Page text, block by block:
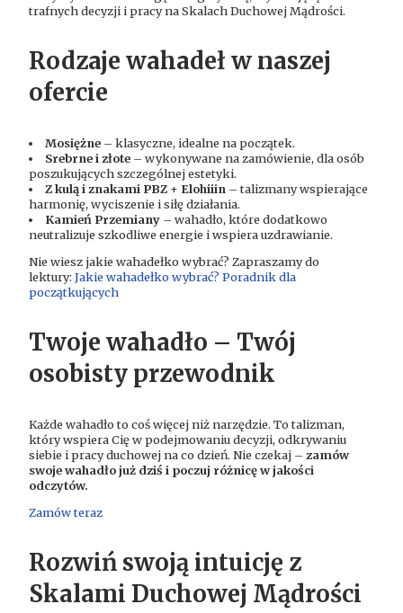
trafnych decyzji i pracy na Skalach Duchowej Mądrości.
Rodzaje wahadeł w naszej
ofercie
Mosiężne– klasyczne, idealne na początek.
Srebrne i złote– wykonywane na zamówienie, dla osób
poszukujących szczególnej estetyki.
Z kulą i znakami PBZ + Elohiiin– talizmany wspierające
harmonię, wyciszenie i siłę działania.
Kamień Przemiany– wahadło, które dodatkowo
neutralizuje szkodliwe energie i wspiera uzdrawianie.
Nie wiesz jakie wahadełko wybrać? Zapraszamy do
lektury: Jakie wahadełko wybrać? Poradnik dla
początkujących
Twoje wahadło – Twój
osobisty przewodnik
Każde wahadło to coś więcej niż narzędzie. To talizman,
który wspiera Cię w podejmowaniu decyzji, odkrywaniu
siebie i pracy duchowej na co dzień. Nie czekaj – zamów
swoje wahadło już dziś i poczuj różnicę w jakości
odczytów.
Zamów teraz
Rozwiń swoją intuicję z
Skalami Duchowej Mądrości